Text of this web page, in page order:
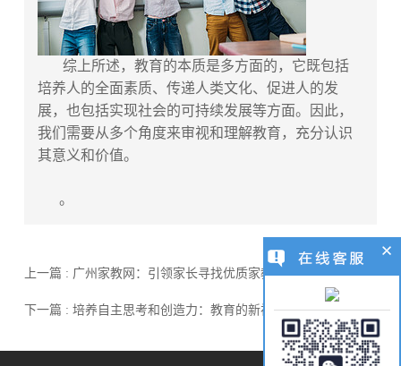
综上所述，教育的本质是多方面的，它既包括
培养人的全面素质、传递人类文化、促进人的发
展，也包括实现社会的可持续发展等方面。因此，
我们需要从多个角度来审视和理解教育，充分认识
其意义和价值。
。
上一篇 : 广州家教网：引领家长寻找优质家教的导航者
下一篇 : 培养自主思考和创造力：教育的新视角